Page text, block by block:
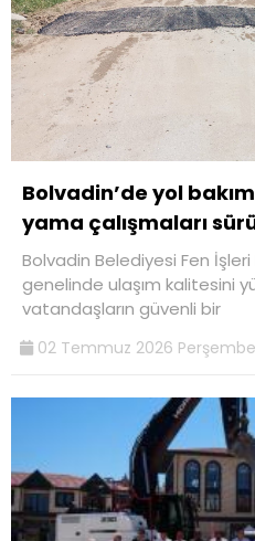
Bolvadin’de yol
yama çalışmaları
Bolvadin Belediyesi Fen
genelinde ulaşım kalitesini
vatandaşların güvenli bir
02 Temmuz 2026 Perşembe